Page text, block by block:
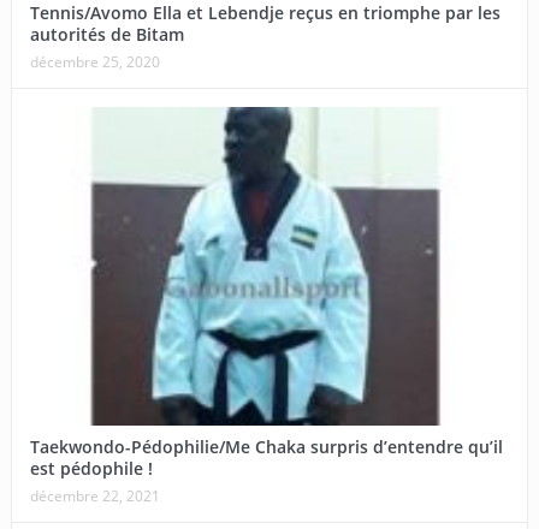
Tennis/Avomo Ella et Lebendje reçus en triomphe par les
autorités de Bitam
décembre 25, 2020
Taekwondo-Pédophilie/Me Chaka surpris d’entendre qu’il
est pédophile !
décembre 22, 2021